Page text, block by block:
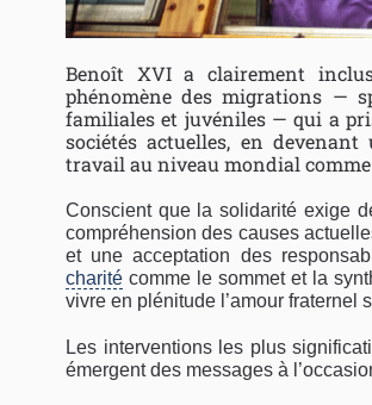
Benoît XVI a clairement
phénomène des migrations —
familiales et juvéniles — qui a
sociétés actuelles, en
travail au niveau mondial
Conscient que la solidarité exige
compréhension des causes
et une acceptation des
charité comme le sommet et la
vivre en plénitude l’amour fraternel
Les interventions les plus
émergent des messages à